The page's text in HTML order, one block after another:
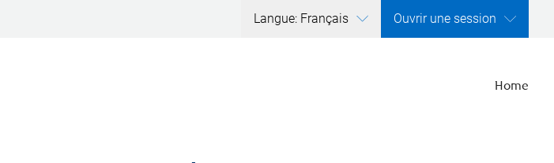
Langue: Français Ouvrir une session
Home